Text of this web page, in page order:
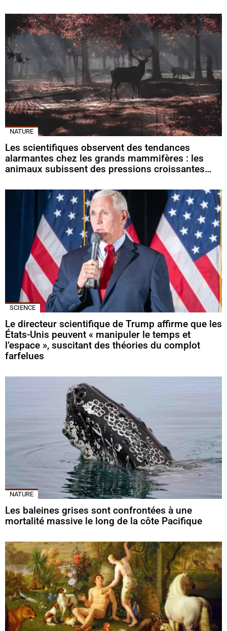
NATURE
Les scientifiques observent des tendances
alarmantes chez les grands mammifères : les
animaux subissent des pressions croissantes…
SCIENCE
Le directeur scientifique de Trump affirme que les
États-Unis peuvent « manipuler le temps et
l’espace », suscitant des théories du complot
farfelues
NATURE
Les baleines grises sont confrontées à une
mortalité massive le long de la côte Pacifique